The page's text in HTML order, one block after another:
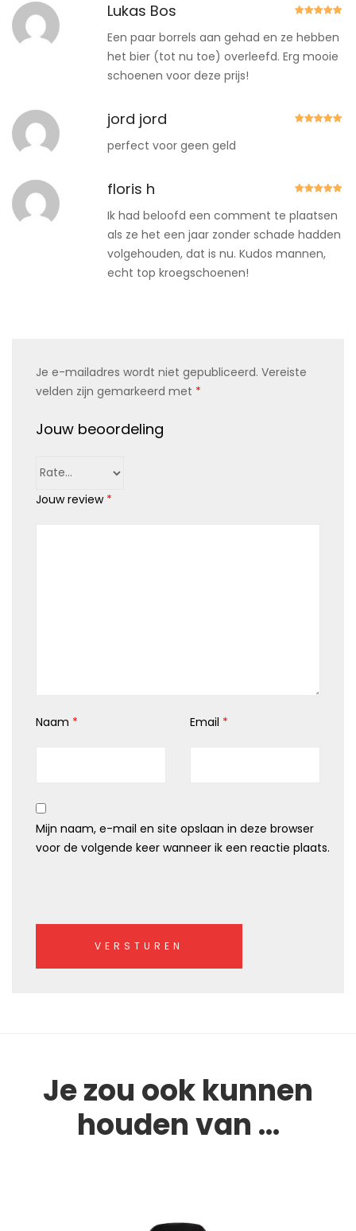
d5uit 5
Lukas Bos
Een paar borrels aan gehad en ze hebben
het bier (tot nu toe) overleefd. Erg mooie
schoenen voor deze prijs!
jord jord
perfect voor geen geld
d5uit 5
floris h
Ik had beloofd een comment te plaatsen
als ze het een jaar zonder schade hadden
volgehouden, dat is nu. Kudos mannen,
echt top kroegschoenen!
Je e-mailadres wordt niet gepubliceerd. Vereiste
velden zijn gemarkeerd met *
Jouw beoordeling
Jouw review *
Naam * Email *
Mijn naam, e-mail en site opslaan in deze browser
voor de volgende keer wanneer ik een reactie plaats.
Je zou ook kunnen
houden van …